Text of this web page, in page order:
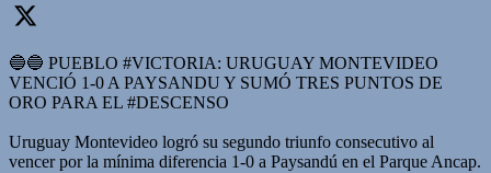
🔵🔵 PUEBLO #VICTORIA: URUGUAY MONTEVIDEO
VENCIÓ 1-0 A PAYSANDU Y SUMÓ TRES PUNTOS DE
ORO PARA EL #DESCENSO
Uruguay Montevideo logró su segundo triunfo consecutivo al
vencer por la mínima diferencia 1-0 a Paysandú en el Parque Ancap.